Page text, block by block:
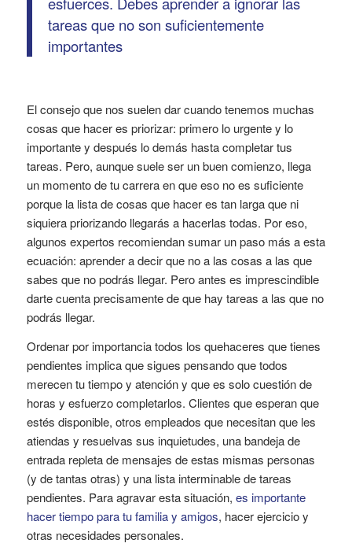
tareas que no son suficientemente
importantes
El consejo que nos suelen dar cuando tenemos muchas
cosas que hacer es priorizar: primero lo urgente y lo
importante y después lo demás hasta completar tus
tareas. Pero, aunque suele ser un buen comienzo, llega
un momento de tu carrera en que eso no es suficiente
porque la lista de cosas que hacer es tan larga que ni
siquiera priorizando llegarás a hacerlas todas. Por eso,
algunos expertos recomiendan sumar un paso más a esta
ecuación: aprender a decir que no a las cosas a las que
sabes que no podrás llegar. Pero antes es imprescindible
darte cuenta precisamente de que hay tareas a las que no
podrás llegar.
Ordenar por importancia todos los quehaceres que tienes
pendientes implica que sigues pensando que todos
merecen tu tiempo y atención y que es solo cuestión de
horas y esfuerzo completarlos. Clientes que esperan que
estés disponible, otros empleados que necesitan que les
atiendas y resuelvas sus inquietudes, una bandeja de
entrada repleta de mensajes de estas mismas personas
(y de tantas otras) y una lista interminable de tareas
pendientes. Para agravar esta situación, es importante
hacer tiempo para tu familia y amigos, hacer ejercicio y
otras necesidades personales.